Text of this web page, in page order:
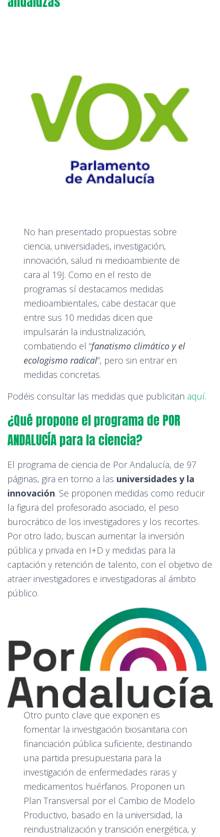
No han presentado propuestas sobre
ciencia, universidades, investigación,
innovación, salud ni medioambiente de
cara al 19J. Como en el resto de
programas sí destacamos medidas
medioambientales, cabe destacar que
entre sus 10 medidas dicen que
impulsarán la industrialización,
combatiendo el “fanatismo climático y el
ecologismo radical”, pero sin entrar en
medidas concretas.
Podéis consultar las medidas que publicitan aquí.
¿Qué propone el programa de POR
ANDALUCÍA para la ciencia?
El programa de ciencia de Por Andalucía, de 97
páginas, gira en torno a las universidades y la
innovación. Se proponen medidas como reducir
la figura del profesorado asociado, el peso
burocrático de los investigadores y los recortes.
Por otro lado, buscan aumentar la inversión
pública y privada en I+D y medidas para la
captación y retención de talento, con el objetivo de
atraer investigadores e investigadoras al ámbito
público.
Otro punto clave que exponen es
fomentar la investigación biosanitaria con
financiación pública suficiente, destinando
una partida presupuestaria para la
investigación de enfermedades raras y
medicamentos huérfanos. Proponen un
Plan Transversal por el Cambio de Modelo
Productivo, basado en la universidad, la
reindustrialización y transición energética, y